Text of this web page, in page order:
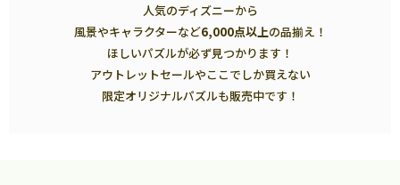
人気のディズニーから
風景やキャラクターなど6,000点以上の品揃え！
ほしいパズルが必ず見つかります！
アウトレットセールやここでしか買えない
限定オリジナルパズルも販売中です！